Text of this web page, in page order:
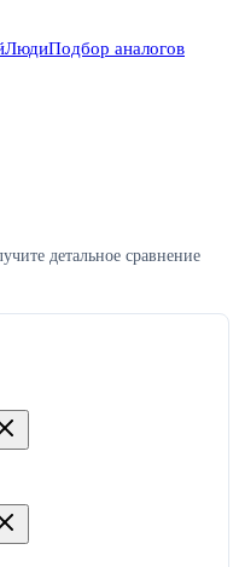
ЛюдиПодбор аналогов
детальное сравнение